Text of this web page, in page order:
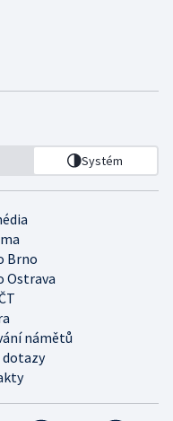
Systém
Brno
Ostrava
námětů
dotazy